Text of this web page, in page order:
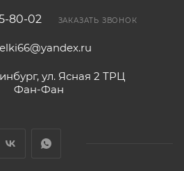
80-02 ЗАКАЗАТЬ ЗВОНОК
ул. Ясная 2 ТРЦ
Фан-Фан